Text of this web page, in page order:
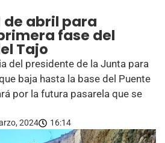
de abril para
fase del
Tajo
del presidente de la Junta para
baja hasta la base del Puente
por la futura pasarela que se
2024 16:14